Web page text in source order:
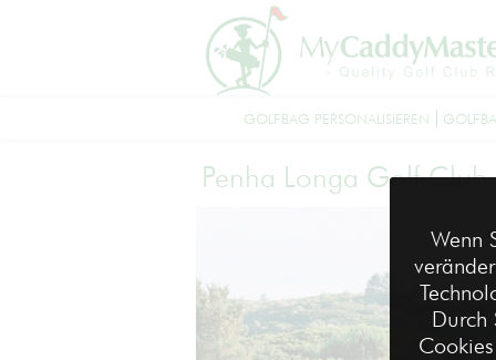
GOLFBAG PERSONALISIEREN
Penha Longa Golf Club
Wenn
Durch